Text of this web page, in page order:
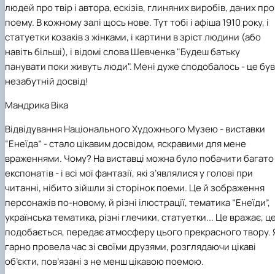
людей про твір і автора, ескізів, глиняних виробів, даних про
поему. В кожному залі щось нове. Тут тобі і афіша 1910 року, і
статуетки козаків з жінками, і картини в зріст людини (або
навіть більші), і відомі слова Шевченка "Будеш батьку
панувати поки живуть люди". Мені дуже сподобалось - це був
незабутній досвід!
Мандрика Віка
Відвідування Національного Художнього Музею - виставки
“Енеїда” - стало цікавим досвідом, яскравими для мене
враженнями. Чому? На виставці можна було побачити багато
експонатів - і всі мої фантазії, які з’являлися у голові при
читанні, нібито зійшли зі сторінок поеми. Це й зображення
персонажів по-новому, й різні ілюстрації, тематика “Енеїди”,
українська тематика, різні глечики, статуетки... Це вражає,
подобається, передає атмосферу цього прекрасного твору.
гарно провела час зі своїми друзями, розглядаючи цікаві
об’єкти, пов’язані з не менш цікавою поемою.